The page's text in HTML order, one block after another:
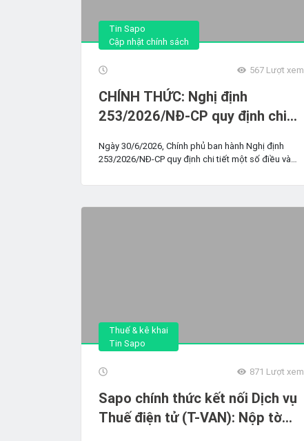
Tin Sapo
Cập nhật chính sách
567Lượt xem
CHÍNH THỨC: Nghị định
253/2026/NĐ-CP quy định chi
thi hành Luật Thuế thu nhập cá
Ngày 30/6/2026, Chính phủ ban hành Nghị định
253/2026/NĐ-CP quy định chi tiết một số điều và
Thuế & kê khai
Tin Sapo
871 Lượt xem
Sapo chính thức kết nối Dịch vụ
Thuế điện tử (T-VAN): Nộp tờ